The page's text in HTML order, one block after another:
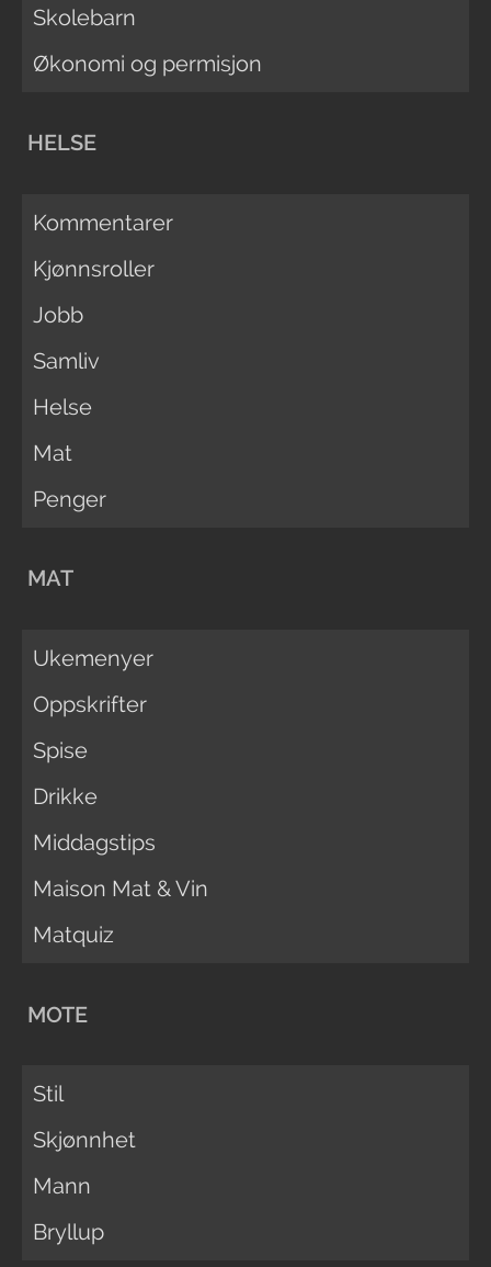
Skolebarn
Økonomi og permisjon
HELSE
Kommentarer
Kjønnsroller
Jobb
Samliv
Helse
Mat
Penger
MAT
Ukemenyer
Oppskrifter
Spise
Drikke
Middagstips
Maison Mat & Vin
Matquiz
MOTE
Stil
Skjønnhet
Mann
Bryllup